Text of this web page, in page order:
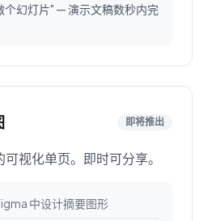
个幻灯片" — 演示文稿数秒内完
即将推出
视化单页。即时可分享。
中设计摘要图形